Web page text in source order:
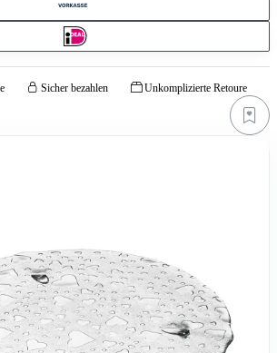
Sicher bezahlen Unkomplizierte Retoure